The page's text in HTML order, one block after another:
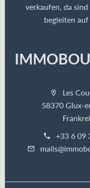
verkaufen, da
begleiten
Les
58370 Glux-
+33 6 09